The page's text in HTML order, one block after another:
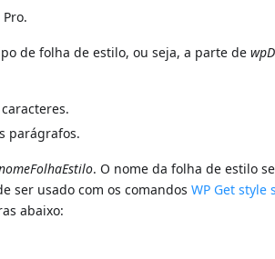
de folha de estilo, ou seja, a parte de
parágrafos.
. O nome da folha de estilo
ser usado com os comandosWP Get style
abaixo: